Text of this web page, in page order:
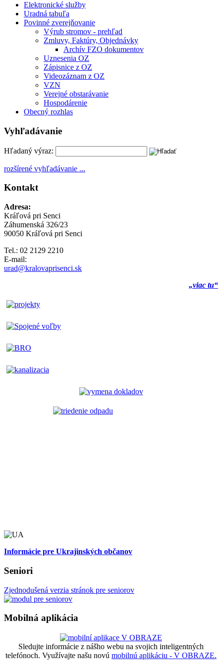
Elektronické služby
Uradná tabuľa
Povinné zverejňovanie
Výrub stromov - prehľad
Zmluvy, Faktúry, Objednávky
Archív FZO dokumentov
Uznesenia OZ
Zápisnice z OZ
Videozáznam z OZ
VZN
Verejné obstarávanie
Hospodárenie
Obecný rozhlas
Vyhľadávanie
Hľadaný výraz:
rozšírené vyhľadávanie ...
Kontakt
Adresa:
Kráľová pri Senci
Záhumenská 326/23
90050 Kráľová pri Senci
Tel.: 02 2129 2210
E-mail:
urad@kralovaprisenci.sk
„viac tu“
Informácie pre Ukrajinských občanov
Seniori
Zjednodušená verzia stránok pre seniorov
Mobilná aplikácia
Sledujte informácie z nášho webu na svojich inteligentných
telefónoch. Využívajte našu novú mobilnú aplikáciu - V OBRAZE.